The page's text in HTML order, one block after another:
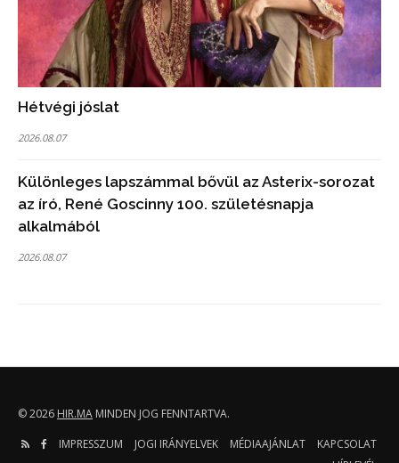
Hétvégi jóslat
2026.08.07
Különleges lapszámmal bővül az Asterix-sorozat
az író, René Goscinny 100. születésnapja
alkalmából
2026.08.07
© 2026 HIR.MA MINDEN JOG FENNTARTVA.
IMPRESSZUM
JOGI IRÁNYELVEK MÉDIAAJÁNLAT
KAPCSOLAT